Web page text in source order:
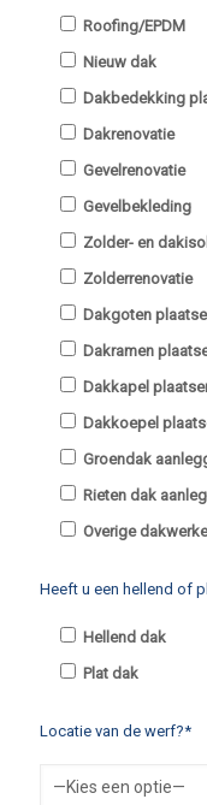
Roofing/EPDM
Nieuw dak
Dakbedekking
Dakrenovatie
Gevelrenovatie
Gevelbekleding
Zolder- en
Zolderrenovatie
Dakgoten
Dakramen
Dakkapel
Dakkoepel
Groendak
Rieten dak
Overige
Heeft u een hellend of
Hellend dak
Plat dak
Locatie van de werf?*